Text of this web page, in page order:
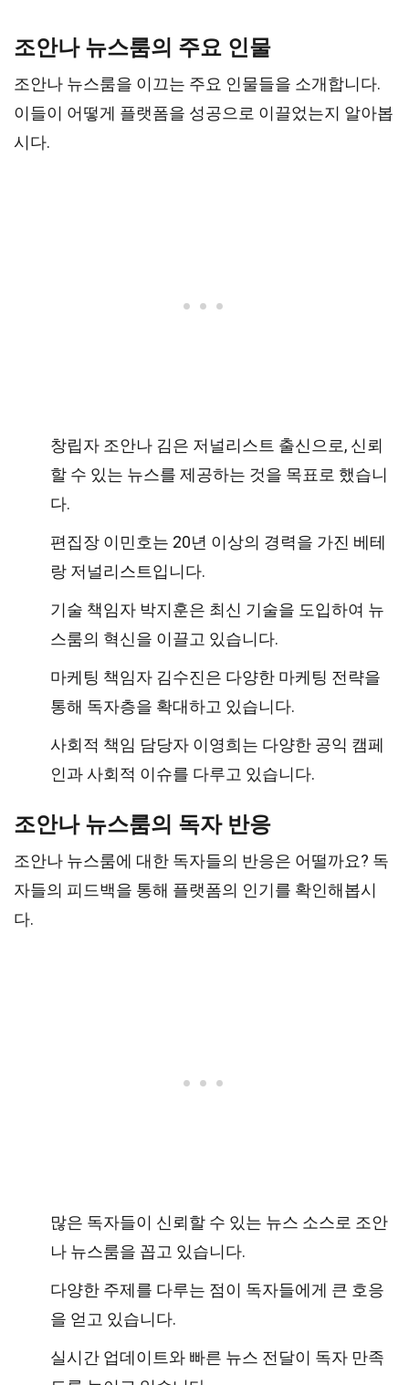
조안나 뉴스룸의 주요 인물
조안나 뉴스룸을 이끄는 주요 인물들을 소개합니다.
이들이 어떻게 플랫폼을 성공으로 이끌었는지 알아봅
시다.
창립자 조안나 김은 저널리스트 출신으로, 신뢰
할 수 있는 뉴스를 제공하는 것을 목표로 했습니
다.
편집장 이민호는 20년 이상의 경력을 가진 베테
랑 저널리스트입니다.
기술 책임자 박지훈은 최신 기술을 도입하여 뉴
스룸의 혁신을 이끌고 있습니다.
마케팅 책임자 김수진은 다양한 마케팅 전략을
통해 독자층을 확대하고 있습니다.
사회적 책임 담당자 이영희는 다양한 공익 캠페
인과 사회적 이슈를 다루고 있습니다.
조안나 뉴스룸의 독자 반응
조안나 뉴스룸에 대한 독자들의 반응은 어떨까요? 독
자들의 피드백을 통해 플랫폼의 인기를 확인해봅시
다.
많은 독자들이 신뢰할 수 있는 뉴스 소스로 조안
나 뉴스룸을 꼽고 있습니다.
다양한 주제를 다루는 점이 독자들에게 큰 호응
을 얻고 있습니다.
실시간 업데이트와 빠른 뉴스 전달이 독자 만족